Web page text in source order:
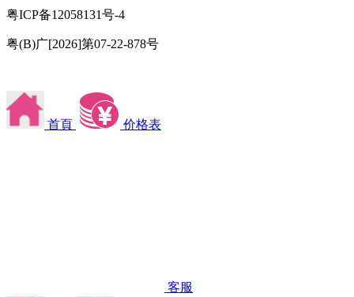
粤ICP备12058131号-4
粤(B)广[2026]第07-22-878号
首頁 价格表
客服